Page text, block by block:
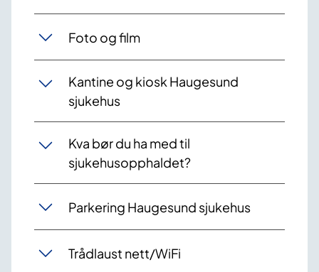
Foto og film
Kantine og kiosk Haugesund
sjukehus
Kva bør du ha med til
sjukehusopphaldet?
Parkering Haugesund sjukehus
Trådlaust nett/WiFi